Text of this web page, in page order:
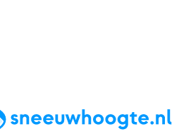
TipsReviewsLive updatesApp